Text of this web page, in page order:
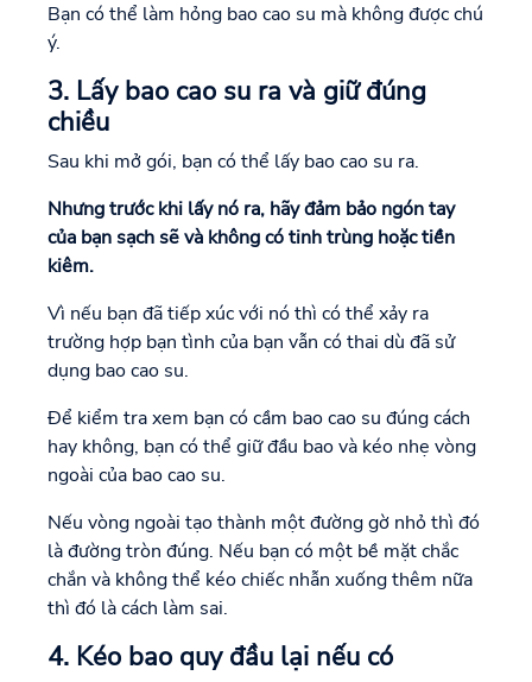
Bạn có thể làm hỏng bao cao su mà không được chú
ý.
3. Lấy bao cao su ra và giữ đúng
chiều
Sau khi mở gói, bạn có thể lấy bao cao su ra.
Nhưng trước khi lấy nó ra, hãy đảm bảo ngón tay
của bạn sạch sẽ và không có tinh trùng hoặc tiền
kiêm.
Vì nếu bạn đã tiếp xúc với nó thì có thể xảy ra
trường hợp bạn tình của bạn vẫn có thai dù đã sử
dụng bao cao su.
Để kiểm tra xem bạn có cầm bao cao su đúng cách
hay không, bạn có thể giữ đầu bao và kéo nhẹ vòng
ngoài của bao cao su.
Nếu vòng ngoài tạo thành một đường gờ nhỏ thì đó
là đường tròn đúng. Nếu bạn có một bề mặt chắc
chắn và không thể kéo chiếc nhẫn xuống thêm nữa
thì đó là cách làm sai.
4. Kéo bao quy đầu lại nếu có